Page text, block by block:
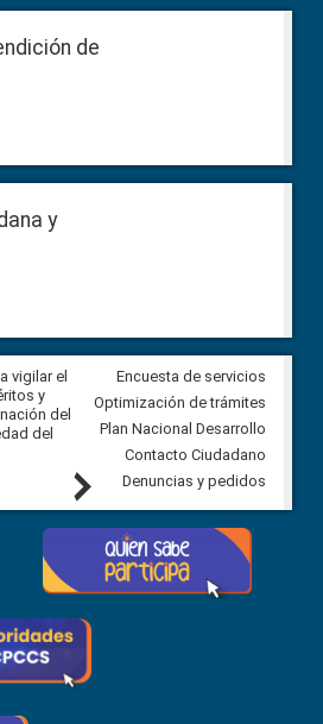
de
y
vigilar el
y
del
del
Veeduría Ciudadana para
construcción del asfaltado de
Ballenita del cantón Santa
7 agosto, 2026
Next
Encuesta de servicios
Optimización de trámites
Plan Nacional Desarrollo
Contacto Ciudadano
Denuncias y pedidos